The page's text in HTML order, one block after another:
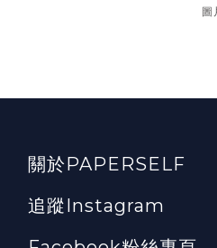
圖
關於PAPERSELF
追蹤Instagram